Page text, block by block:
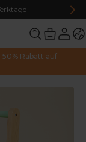
Rabatt auf